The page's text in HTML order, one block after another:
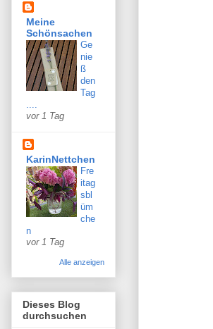
Meine
Schönsachen
Ge
nie
ß
den
Tag
....
vor 1 Tag
KarinNettchen
Fre
itag
sbl
üm
che
n
vor 1 Tag
Alle anzeigen
Dieses Blog
durchsuchen